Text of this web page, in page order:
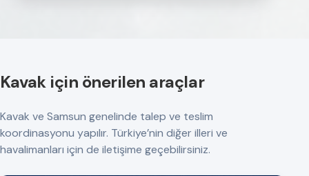
Kavak için önerilen araçlar
Kavak ve Samsun genelinde talep ve teslim
koordinasyonu yapılır. Türkiye’nin diğer illeri ve
havalimanları için de iletişime geçebilirsiniz.